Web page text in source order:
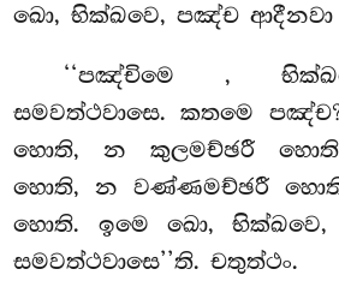
ඛො, භික්ඛවෙ, පඤ්ච ආදීනවා
‘‘පඤ්චිමෙ ,
සමවත්ථවාසෙ. කතමෙ
හොති, න කුලමච්ඡරී
හොති, න වණ්ණමච්ඡරී
හොති. ඉමෙ ඛො, භික්ඛවෙ,
සමවත්ථවාසෙ’’ති. චතුත්ථං.